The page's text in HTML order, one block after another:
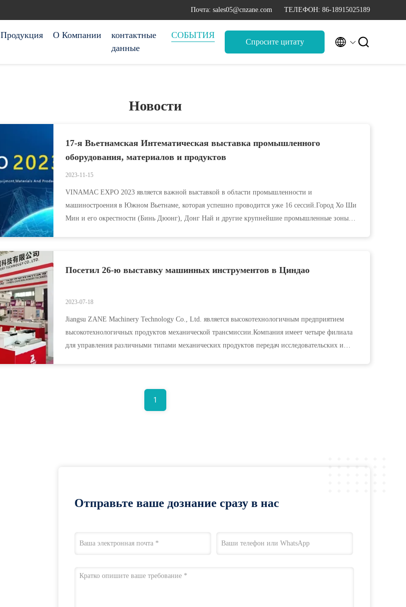
Почта: sales05@cnzane.com ТЕЛЕФОН: 86-18915025189
Продукция О Компании
контактные
данные
СОБЫТИЯ
Спросите цитату  
Новости
17-я Вьетнамская Интематическая выставка промышленного
оборудования, материалов и продуктов
2023-11-15
VINAMAC EXPO 2023 является важной выставкой в области промышленности и
машиностроения в Южном Вьетнаме, которая успешно проводится уже 16 сессий.Город Хо Ши
Мин и его окрестности (Бинь Дюонг), Донг Най и другие крупнейшие промышленные зоны
Посетил 26-ю выставку машинных инструментов в Циндао
2023-07-18
Jiangsu ZANE Machinery Technology Co., Ltd. является высокотехнологичным предприятием
высокотехнологичных продуктов механической трансмиссии.Компания имеет четыре филиала
для управления различными типами механических продуктов передач исследовательских и
1
Отправьте ваше дознание сразу в нас